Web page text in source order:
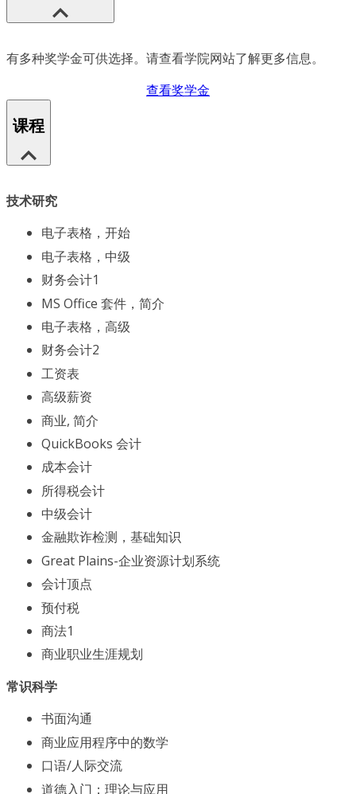
有多种奖学金可供选择。请查看学院网站了解更多信息。
查看奖学金
课程
技术研究
电子表格，开始
电子表格，中级
财务会计1
MS Office 套件，简介
电子表格，高级
财务会计2
工资表
高级薪资
商业, 简介
QuickBooks 会计
成本会计
所得税会计
中级会计
金融欺诈检测，基础知识
Great Plains-企业资源计划系统
会计顶点
预付税
商法1
商业职业生涯规划
常识科学
书面沟通
商业应用程序中的数学
口语/人际交流
道德入门：理论与应用